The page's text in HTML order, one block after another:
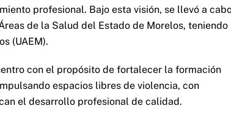
profesional. Bajo esta visión, se llevó a
de la Salud del Estado de Morelos, teniendo
(UAEM).
con el propósito de fortalecer la formación
espacios libres de violencia, con
el desarrollo profesional de calidad.